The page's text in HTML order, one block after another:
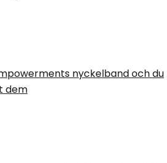
nyckelband och du
dem